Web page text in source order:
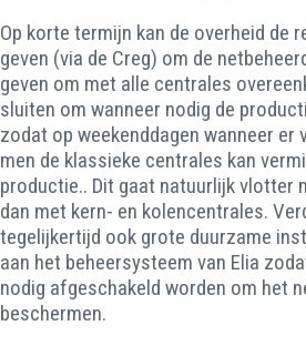
Op korte termijn kan de overheid de
geven (via de Creg) om de
geven om met alle centrales
sluiten om wanneer nodig de
zodat op weekenddagen wanneer er
men de klassieke centrales kan
productie.. Dit gaat natuurlijk vlotter
dan met kern- en kolencentrales.
tegelijkertijd ook grote duurzame
aan het beheersysteem van Elia
nodig afgeschakeld worden om het
beschermen.